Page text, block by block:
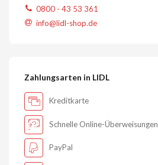
0800 - 43 53 361
info@lidl-shop.de
Zahlungsarten in LIDL
Kreditkarte
Schnelle Online-Überweisungen
PayPal